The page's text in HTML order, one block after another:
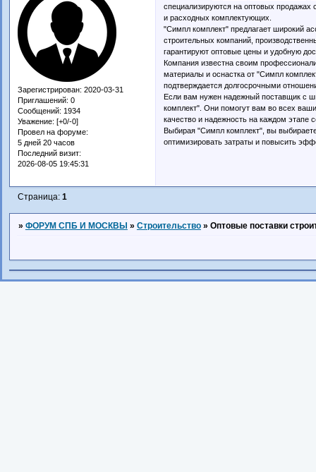
Зарегистрирован: 2020-03-31
Приглашений: 0
Сообщений: 1934
Уважение: [+0/-0]
Провел на форуме:
5 дней 20 часов
Последний визит:
2026-08-05 19:45:31
специализируются на оптовых продажах
и расходных комплектующих.
"Симпл комплект" предлагает широкий
строительных компаний,
гарантируют оптовые цены и удобную
Компания известна своим
материалы и оснастка от "Симпл
подтверждается долгосрочными
Если вам нужен надежный поставщик с
комплект". Они помогут вам во всех
качество и надежность на каждом этапе
Выбирая "Симпл комплект", вы
оптимизировать затраты и повысить
Страница: 1
» ФОРУМ СПБ И МОСКВЫ » Строительство » Оптовые поставки